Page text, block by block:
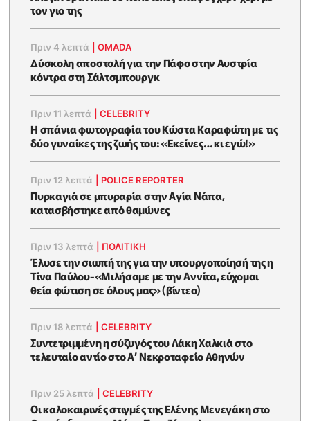
τον γιο της
Πριν 4 λεπτά |OMADA
Δύσκολη αποστολή για την Πάφο στην Αυστρία
κόντρα στη Σάλτσμπουργκ
Πριν 11 λεπτά |CELEBRITY
Η σπάνια φωτογραφία του Κώστα Καραφώτη με τις
δύο γυναίκες της ζωής του: «Εκείνες… κι εγώ!»
Πριν 12 λεπτά POLICE REPORTER
Πυρκαγιά σε μπυραρία στην Αγία Νάπα,
κατασβήστηκε από θαμώνες
Πριν 13 λεπτά ΠΟΛΙΤΙΚΗ
Έλυσε την σιωπή της για την υπουργοποίησή της η
Τίνα Παύλου-«Μιλήσαμε με την Αννίτα, εύχομαι
θεία φώτιση σε όλους μας» (βίντεο)
Πριν 18 λεπτά |CELEBRITY
Συντετριμμένη η σύζυγός του Λάκη Χαλκιά στο
τελευταίο αντίο στο Α’ Νεκροταφείο Αθηνών
Πριν 25 λεπτά |CELEBRITY
Oι καλοκαιρινές στιγμές της Ελένης Μενεγάκη στο